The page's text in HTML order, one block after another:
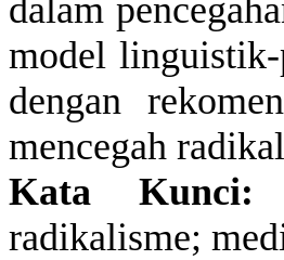
dalam
model
dengan
mencegah
Kata Kunci:
radikalisme;